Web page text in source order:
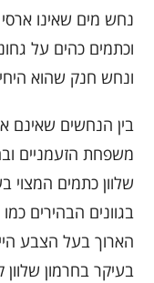
נחש מים שאינו ארסי
וכתמים כהים על
ונחש חנק שהוא
בין הנחשים שאינם
משפחת הזעמניים
שלוון כתמים המצוי
בגוונים הבהירים
הארוך בעל הצבע
בעיקר בחרמון שלוון